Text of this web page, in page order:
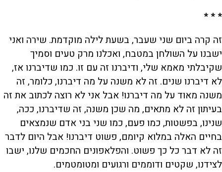
* * *
זה קרה ביום שני שעבר, בשעת לילה מוקדמת. שירה ואני
ישבנו על השולחן במטבח, ואכלנו מרק טעים וסמיך
שקיבלתי מאמא שלי, ודיברנו זה עם זו. כמו שדיברנו אז,
לא דיברנו שנים. זה לא משנה על מה דיברנו, כלומר, זה
משנה מאוד על מה דיברנו! אבל אני לא רוצה לכתוב את זה
בעיתון זה לא מתאים, מה שכן משנה, זה שדיברנו, ככה,
שנינו, בפשטות, כמו פעם, כמו שני בני אדם שנמצאים
בחיים האלה במלוא קיומם, פשוט דיברנו! אבל היום לדבר
זה לא דבר כל כך פשוט. והפלאפונים החכמים שלנו, ישבו
לצידנו, שקטים ודוממים ורגועים ומטומטמים.